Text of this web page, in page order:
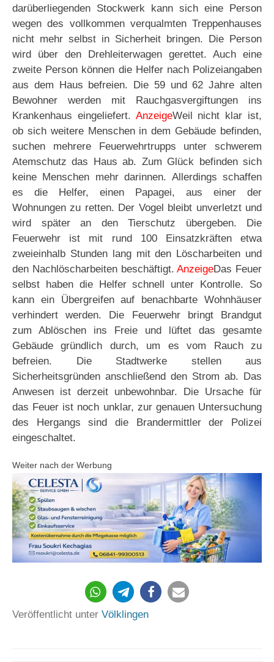
darüberliegenden Stockwerk kann sich eine Person
wegen des vollkommen verqualmten Treppenhauses
nicht mehr selbst in Sicherheit bringen. Die Person
wird über den Drehleiterwagen gerettet. Auch eine
zweite Person können die Helfer nach Polizeiangaben
aus dem Haus befreien. Die 59 und 62 Jahre alten
Bewohner werden mit Rauchgasvergiftungen ins
Krankenhaus eingeliefert. AnzeigeWeil nicht klar ist,
ob sich weitere Menschen in dem Gebäude befinden,
suchen mehrere Feuerwehrtrupps unter schwerem
Atemschutz das Haus ab. Zum Glück befinden sich
keine Menschen mehr darinnen. Allerdings schaffen
es die Helfer, einen Papagei, aus einer der
Wohnungen zu retten. Der Vogel bleibt unverletzt und
wird später an den Tierschutz übergeben. Die
Feuerwehr ist mit rund 100 Einsatzkräften etwa
zweieinhalb Stunden lang mit den Löscharbeiten und
den Nachlöscharbeiten beschäftigt.AnzeigeDas Feuer
selbst haben die Helfer schnell unter Kontrolle. So
kann ein Übergreifen auf benachbarte Wohnhäuser
verhindert werden. Die Feuerwehr bringt Brandgut
zum Ablöschen ins Freie und lüftet das gesamte
Gebäude gründlich durch, um es vom Rauch zu
befreien. Die Stadtwerke stellen aus
Sicherheitsgründen anschließend den Strom ab. Das
Anwesen ist derzeit unbewohnbar. Die Ursache für
das Feuer ist noch unklar, zur genauen Untersuchung
des Hergangs sind die Brandermittler der Polizei
eingeschaltet.
Weiter nach der Werbung
229
Veröffentlicht unter Völklingen